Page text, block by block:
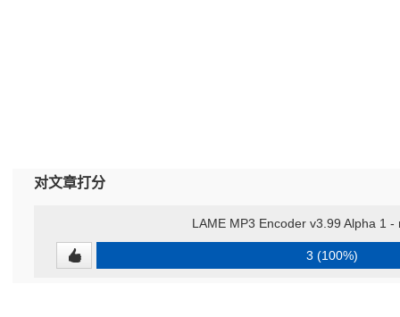
对文章打分
LAME MP3 Encoder v3.99 Alpha 1 -
3 (100%)